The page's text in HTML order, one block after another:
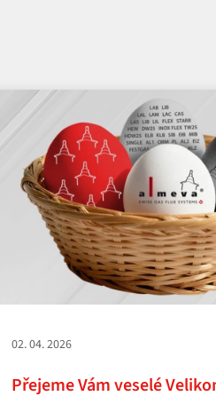
02. 04. 2026
Přejeme Vám veselé